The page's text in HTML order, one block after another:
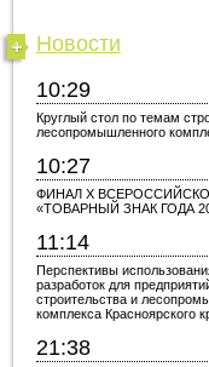
Новости
10:29
Круглый стол по темам
лесопромышленного
10:27
ФИНАЛ X
«ТОВАРНЫЙ ЗНАК ГОДА
11:14
Перспективы
разработок для
строительства и
комплекса Красноярского
21:38